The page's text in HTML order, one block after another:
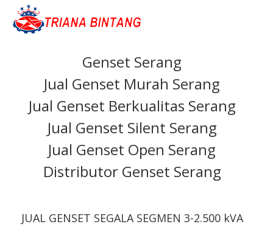
Genset Serang
Jual Genset Murah Serang
Jual Genset Berkualitas Serang
Jual Genset Silent Serang
Jual Genset Open Serang
Distributor Genset Serang
JUAL GENSET SEGALA SEGMEN 3-2.500 kVA